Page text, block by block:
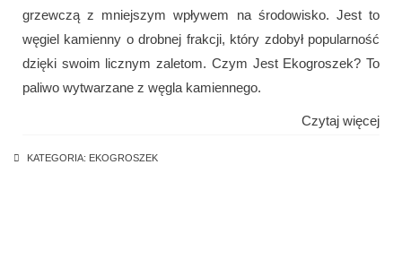
grzewczą z mniejszym wpływem na środowisko. Jest to
węgiel kamienny o drobnej frakcji, który zdobył popularność
dzięki swoim licznym zaletom. Czym Jest Ekogroszek? To
paliwo wytwarzane z węgla kamiennego.
Czytaj więcej
KATEGORIA: EKOGROSZEK